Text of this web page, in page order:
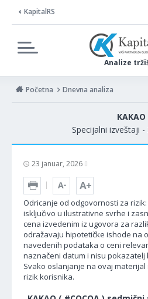
KapitalRS
Analize
Početna Dnevna analiza
KAKAO
Specijalni izveštaji
23 januar, 2026
Odricanje od odgovornosti za
isključivo u ilustrativne svrhe i
cena izvedenim iz ugovora za
odražavaju hipotetičke ishode na
navedenih podataka o ceni
naznačeni datum i nisu
Svako oslanjanje na ovaj
rizik korisnika.